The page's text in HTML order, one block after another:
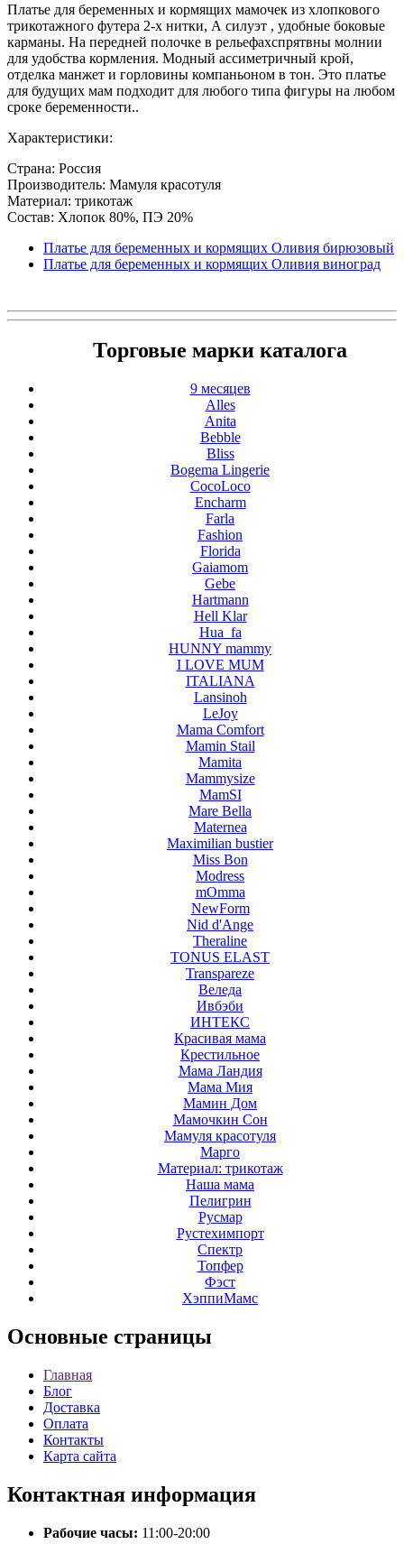
Платье для беременных и кормящих мамочек из хлопкового
трикотажного футера 2-х нитки, А силуэт , удобные боковые
карманы. На передней полочке в рельефахспрятвны молнии
для удобства кормления. Модный ассиметричный крой,
отделка манжет и горловины компаньоном в тон. Это платье
для будущих мам подходит для любого типа фигуры на любом
сроке беременности..
Характеристики:
Страна: Россия
Производитель: Мамуля красотуля
Материал: трикотаж
Состав: Хлопок 80%, ПЭ 20%
Платье для беременных и кормящих Оливия бирюзовый
Платье для беременных и кормящих Оливия виноград
Торговые марки каталога
9 месяцев
Alles
Anita
Bebble
Bliss
Bogema Lingerie
CocoLoco
Encharm
Farla
Fashion
Florida
Gaiamom
Gebe
Hartmann
Hell Klar
Hua_fa
HUNNY mammy
I LOVE MUM
ITALIANA
Lansinoh
LeJoy
Mama Comfort
Mamin Stail
Mamita
Mammysize
MamSI
Mare Bella
Maternea
Maximilian bustier
Miss Bon
Modress
mOmma
NewForm
Nid d'Ange
Theraline
TONUS ELAST
Transpareze
Веледа
Ивбэби
ИНТЕКС
Красивая мама
Крестильное
Мама Ландия
Мама Мия
Мамин Дом
Мамочкин Сон
Мамуля красотуля
Марго
Материал: трикотаж
Наша мама
Пелигрин
Русмар
Рустехимпорт
Спектр
Топфер
Фэст
ХэппиМамс
Основные страницы
Главная
Блог
Доставка
Оплата
Контакты
Карта сайта
Контактная информация
Рабочие часы: 11:00-20:00